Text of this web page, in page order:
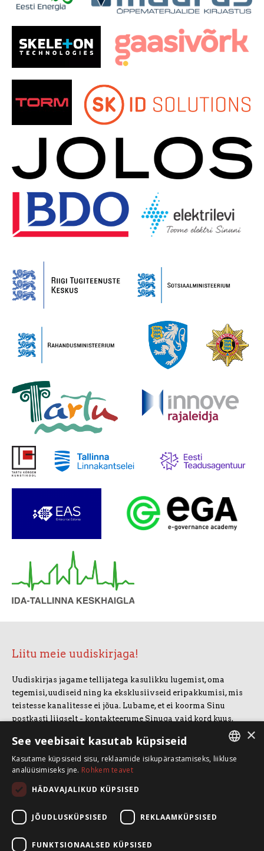
Liitu meie uudiskirjaga!
Uudiskirjas jagame tellijatega kasulikku lugemist, oma
tegemisi, uudiseid ning ka eksklusiivseid eripakkumisi, mis
teistesse kanalitesse ei jõua. Lubame, et ei koorma Sinu
postkasti liigselt - kontakteerume Sinuga vaid kord kuus.
LIITUN UUDISKIRJAGA
Koolitusruum ja kontor: Telliskivi 60/A3, 10412 Tallinn
+372 5388 4854
info@speaksmart.ee
×
See veebisait kasutab küpsiseid
Kasutame küpsiseid sisu, reklaamide isikupärastamiseks, liikluse
analüüsimiseks jne. Rohkem teavet
HÄDAVAJALIKUD KÜPSISED
JÕUDLUSKÜPSISED REKLAAMKÜPSISED
FUNKTSIONAALSED KÜPSISED